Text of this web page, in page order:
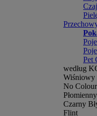
Pet
według
Wiśniowy
No Colour
Płomienny
Czarny
Flint